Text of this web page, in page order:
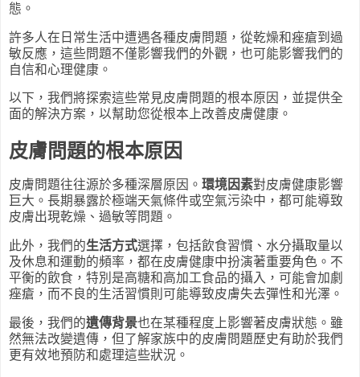
態。
許多人在日常生活中遭遇各種皮膚問題，從乾燥和痤瘡到過
敏反應，這些問題不僅影響我們的外觀，也可能影響我們的
自信和心理健康。
以下，我們將探索這些常見皮膚問題的根本原因，並提供全
面的解決方案，以幫助您從根本上改善皮膚健康。
皮膚問題的根本原因
皮膚問題往往源於多種深層原因。 環境因素對皮膚健康影響
巨大。長期暴露於極端天氣條件或空氣污染中，都可能導致
皮膚出現乾燥、過敏等問題。
此外，我們的生活方式選擇，包括飲食習慣、水分攝取量以
及休息和運動的頻率，都在皮膚健康中扮演著重要角色。不
平衡的飲食，特別是高糖和高加工食品的攝入，可能會加劇
痤瘡，而不良的生活習慣則可能導致皮膚失去彈性和光澤。
最後，我們的遺傳背景也在某種程度上影響著皮膚狀態。雖
然無法改變遺傳，但了解家族中的皮膚問題歷史有助於我們
更有效地預防和處理這些狀況。